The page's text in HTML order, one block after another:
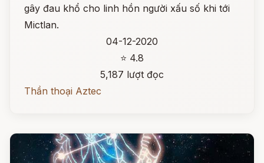
gây đau khổ cho linh hồn người xấu số khi tới
Mictlan.
04-12-2020
⭐ 4.8
5,187 lượt đọc
Thần thoại Aztec